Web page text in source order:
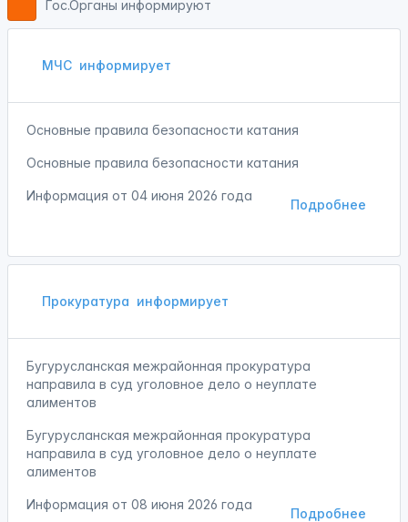
Гос.Органы информируют
МЧС информирует
Основные правила безопасности катания
Основные правила безопасности катания
Подробнее
Информация от 04 июня 2026 года
Прокуратура информирует
Бугурусланская межрайонная прокуратура
направила в суд уголовное дело о неуплате
алиментов
Бугурусланская межрайонная прокуратура
направила в суд уголовное дело о неуплате
алиментов
Подробнее
Информация от 08 июня 2026 года